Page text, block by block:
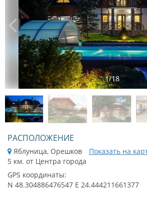
1/18
РАСПОЛОЖЕНИЕ
Яблуница, Орешков
Показать на
5 км. от Центра города
GPS координаты:
N 48.304886476547 E 24.444211661377